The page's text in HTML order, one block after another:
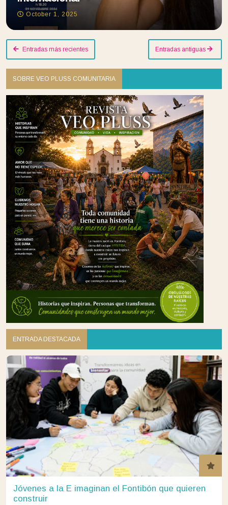
October 1, 2025
Entradas más recientes Entradas antiguas
SOBRE VEO PLUSS COMUNITARIA
ENTRADA DESTACADA
Jóvenes a la E imaginan el Fontibón que quieren
construir